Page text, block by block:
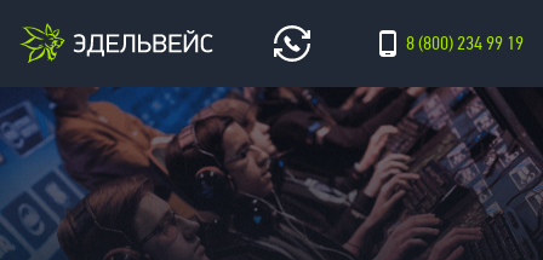
8 (800) 234 99 19